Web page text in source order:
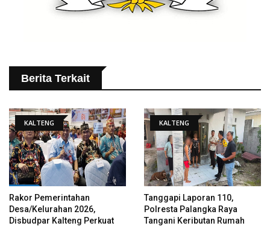
Berita Terkait
KALTENG
Rakor Pemerintahan
Desa/Kelurahan 2026,
Disbudpar Kalteng Perkuat
KALTENG
Tanggapi Laporan 110,
Polresta Palangka Raya
Tangani Keributan Rumah